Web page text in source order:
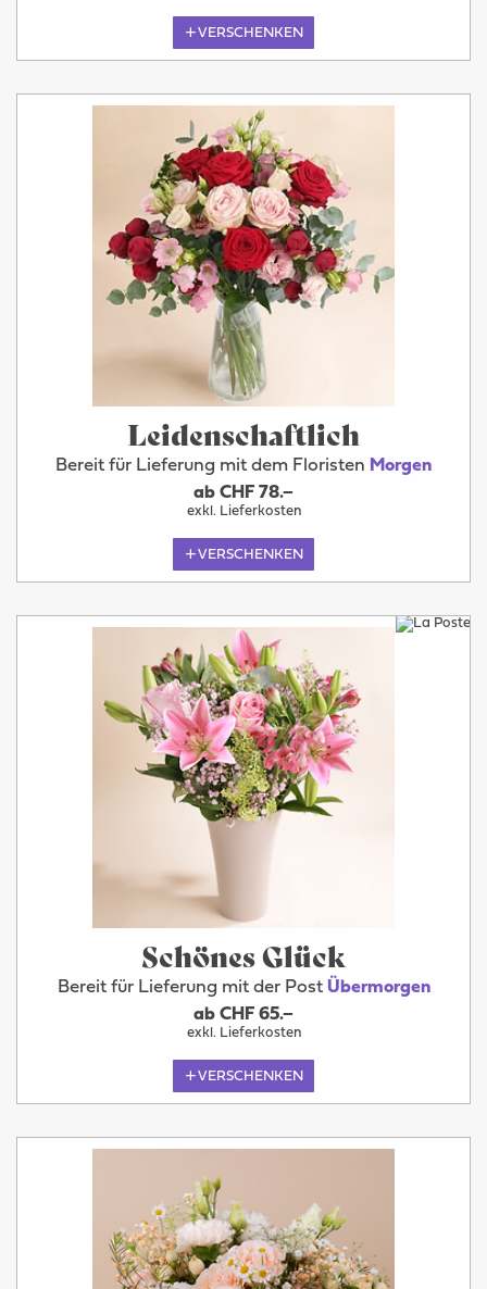
VERSCHENKEN
Leidenschaftlich
Bereit für Lieferung mit dem Floristen Morgen
ab CHF 78.–
exkl. Lieferkosten
VERSCHENKEN
Schönes Glück
Bereit für Lieferung mit der Post Übermorgen
ab CHF 65.–
exkl. Lieferkosten
VERSCHENKEN